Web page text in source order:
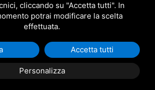
- P.IVA 09985650960
DA GOOGLE RECAPTCHA V3,
PRIVACY POLICY
cliccando su "Accetta tutti". In
potrai modificare la scelta
effettuata.
Personalizza
Accetta tutti